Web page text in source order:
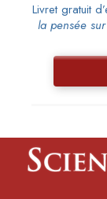
Livret gratuit
la pensée